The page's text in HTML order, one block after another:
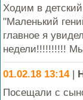
Ходим в
"Маленький
главное я
недели!!!!!!!!!!
01.02.18 13:14|
Посещали с